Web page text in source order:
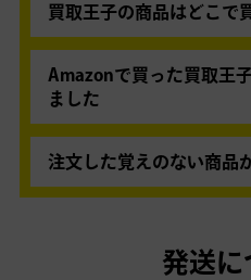
す。
買取王子の商品はどこで
Amazonの他、自社サイ
ます。下記をご覧くださ
買取王子 通販サイトはこ
Amazonで買った買取王
ました
複数の拠点から販売して
注文の商品の販売店舗へ
Amazonへログイン後、
注文した覚えのない商品
ご家族、ご友人の方がご
カスタマーサービスまで
発送に